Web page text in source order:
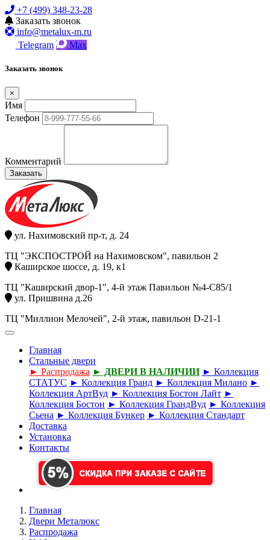
+7 (499) 348-23-28
Заказать звонок
info@metalux-m.ru
Telegram
Max
Заказать звонок
×
Имя
Телефон
Комментарий
Заказать
ул. Нахимовский пр-т, д. 24
ТЦ "ЭКСПОСТРОЙ на Нахимовском", павильон 2
Каширское шоссе, д. 19, к1
ТЦ "Каширский двор-1", 4-й этаж Павильон №4-С85/1
ул. Пришвина д.26
ТЦ "Миллион Мелочей", 2-й этаж, павильон D-21-1
Главная
Стальные двери
► Распродажа ► ДВЕРИ В НАЛИЧИИ ► Коллекция
СТАТУС ► Коллекция Гранд ► Коллекция Милано ►
Коллекция АртВуд ► Коллекция Бостон Лайт ►
Коллекция Бостон ► Коллекция ГрандВуд ► Коллекция
Сьена ► Коллекция Бункер ► Коллекция Стандарт
Доставка
Установка
Контакты
Главная
Двери Металюкс
Распродажа